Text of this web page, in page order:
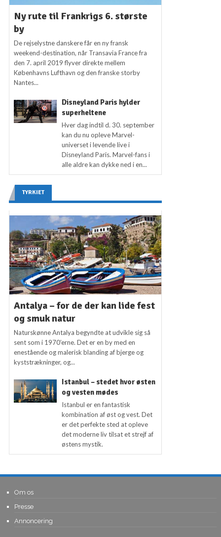
Ny rute til Frankrigs 6. største
by
De rejselystne danskere får en ny fransk
weekend-destination, når Transavia France fra
den 7. april 2019 flyver direkte mellem
Københavns Lufthavn og den franske storby
Nantes...
Disneyland Paris hylder
superheltene
Hver dag indtil d. 30. september
kan du nu opleve Marvel-
universet i levende live i
Disneyland Paris. Marvel-fans i
alle aldre kan dykke ned i en...
TYRKIET
Antalya – for de der kan lide fest
og smuk natur
Naturskønne Antalya begyndte at udvikle sig så
sent som i 1970’erne. Det er en by med en
enestående og malerisk blanding af bjerge og
kyststrækninger, og...
Istanbul – stedet hvor østen
og vesten mødes
Istanbul er en fantastisk
kombination af øst og vest. Det
er det perfekte sted at opleve
det moderne liv tilsat et strejf af
østens mystik.
Om os
Presse
Annoncering